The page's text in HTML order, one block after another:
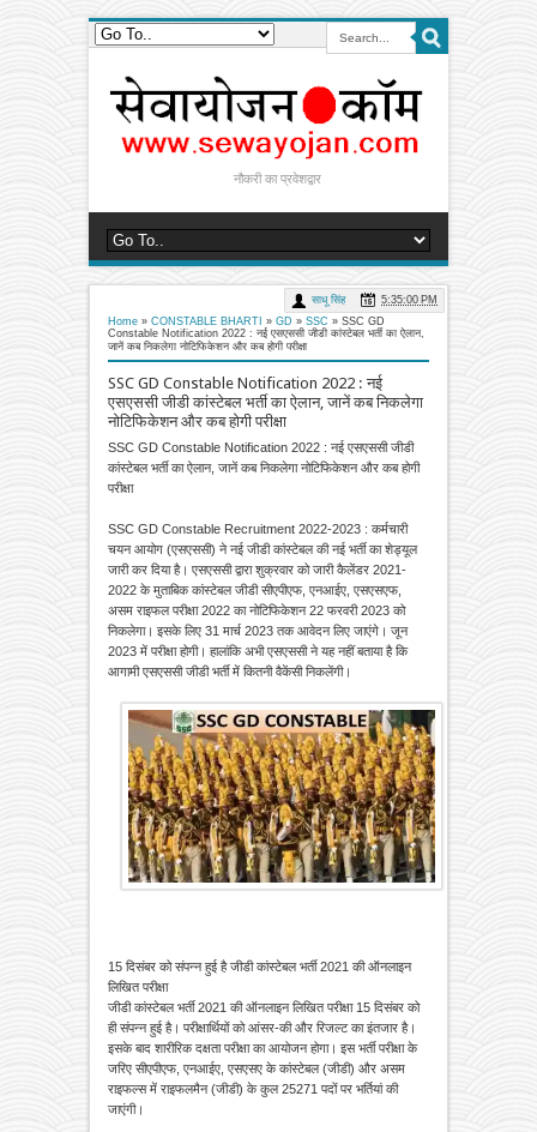
नौकरी का प्रवेशद्वार
Home » CONSTABLE BHARTI » GD » SSC » SSC GD
Constable Notification 2022 : नई एसएससी जीडी कांस्टेबल भर्ती का ऐलान,
जानें कब निकलेगा नोटिफिकेशन और कब होगी परीक्षा
SSC GD Constable Notification 2022 : नई
एसएससी जीडी कांस्टेबल भर्ती का ऐलान, जानें कब निकलेगा
नोटिफिकेशन और कब होगी परीक्षा
साधू सिंह 5:35:00 PM
SSC GD Constable Notification 2022 : नई एसएससी जीडी
कांस्टेबल भर्ती का ऐलान, जानें कब निकलेगा नोटिफिकेशन और कब होगी
परीक्षा
SSC GD Constable Recruitment 2022-2023 : कर्मचारी
चयन आयोग (एसएससी) ने नई जीडी कांस्टेबल की नई भर्ती का शेड्यूल
जारी कर दिया है। एसएससी द्वारा शुक्रवार को जारी कैलेंडर 2021-
2022 के मुताबिक कांस्टेबल जीडी सीएपीएफ, एनआईए, एसएसएफ,
असम राइफल परीक्षा 2022 का नोटिफिकेशन 22 फरवरी 2023 को
निकलेगा। इसके लिए 31 मार्च 2023 तक आवेदन लिए जाएंगे। जून
2023 में परीक्षा होगी। हालांकि अभी एसएससी ने यह नहीं बताया है कि
आगामी एसएससी जीडी भर्ती में कितनी वैकेंसी निकलेंगी।
15 दिसंबर को संपन्न हुई है जीडी कांस्टेबल भर्ती 2021 की ऑनलाइन
लिखित परीक्षा
जीडी कांस्टेबल भर्ती 2021 की ऑनलाइन लिखित परीक्षा 15 दिसंबर को
ही संपन्न हुई है। परीक्षार्थियों को आंसर-की और रिजल्ट का इंतजार है।
इसके बाद शारीरिक दक्षता परीक्षा का आयोजन होगा। इस भर्ती परीक्षा के
जरिए सीएपीएफ, एनआईए, एसएसए के कांस्टेबल (जीडी) और असम
राइफल्स में राइफलमैन (जीडी) के कुल 25271 पदों पर भर्तियां की
जाएंगी।